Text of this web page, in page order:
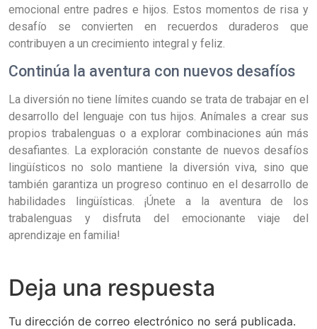
emocional entre padres e hijos. Estos momentos de risa y
desafío se convierten en recuerdos duraderos que
contribuyen a un crecimiento integral y feliz.
Continúa la aventura con nuevos desafíos
La diversión no tiene límites cuando se trata de trabajar en el
desarrollo del lenguaje con tus hijos. Anímales a crear sus
propios trabalenguas o a explorar combinaciones aún más
desafiantes. La exploración constante de nuevos desafíos
lingüísticos no solo mantiene la diversión viva, sino que
también garantiza un progreso continuo en el desarrollo de
habilidades lingüísticas. ¡Únete a la aventura de los
trabalenguas y disfruta del emocionante viaje del
aprendizaje en familia!
Deja una respuesta
Tu dirección de correo electrónico no será publicada.